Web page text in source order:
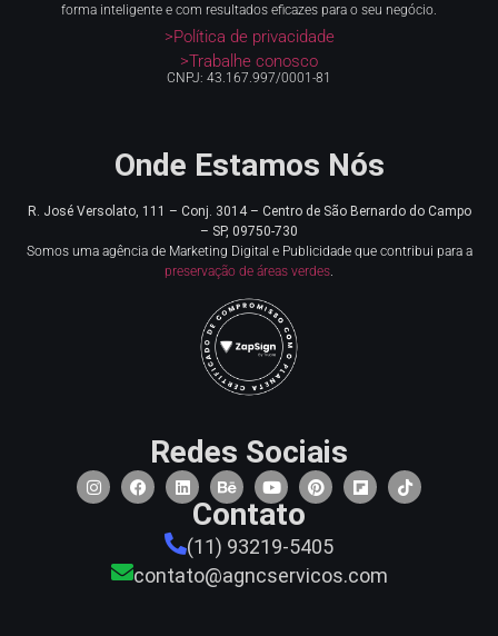
forma inteligente e com resultados eficazes para o seu negócio.
>Política de privacidade
>Trabalhe conosco
CNPJ: 43.167.997/0001-81
Onde Estamos Nós
R. José Versolato, 111 – Conj. 3014 – Centro de São Bernardo do Campo
– SP, 09750-730
Somos uma agência de Marketing Digital e Publicidade que contribui para a
preservação de áreas verdes
Redes Sociais
Contato
(11) 93219-5405
contato@agncservicos.com